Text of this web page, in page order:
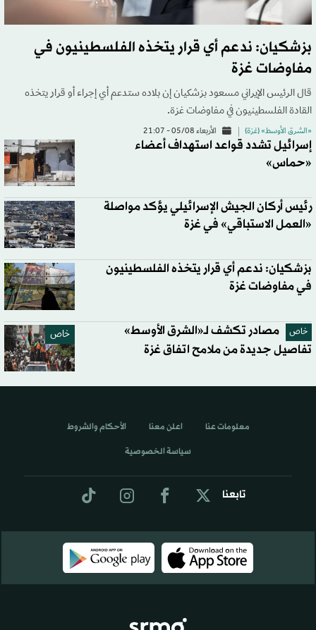
بزشكيان: ندعم أي قرار يتخذه الفلسطينيون في
مفاوضات غزة
قال الرئيس الإيراني مسعود ‌بزشكيان إن بلاده ستدعم أي إجراء أو قرار يتخذه
القادة الفلسطينيون في مفاوضات غزة.
«الشرق الأوسط» (غزة) الأربعاء 05/08 - 21:07
إسرائيل تشدد قواعد استهداف أعضاء
«حماس»
رئيس أركان الجيش الإسرائيلي يؤكد مواصلة
«العمل الاستباقي» في غزة
بزشكيان: ندعم أي قرار يتخذه الفلسطينيون
في مفاوضات غزة
خاص خاص
مصادر تكشف لـ«الشرق الأوسط»
تفاصيل جديدة من ملامح اتفاق غزة
تابعنا
معلومات عنا اعلن معنا الأحكام والشروط
سياسة الخصوصية